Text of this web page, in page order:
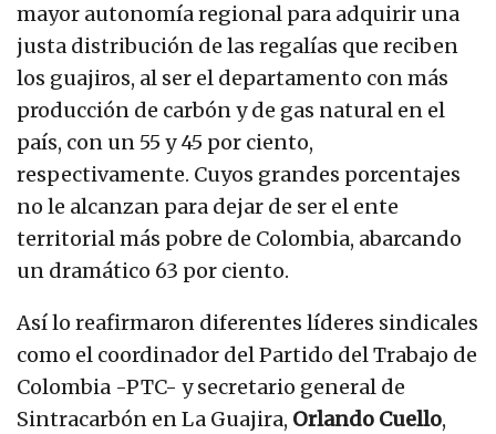
mayor autonomía regional para adquirir una
justa distribución de las regalías que reciben
los guajiros, al ser el departamento con más
producción de carbón y de gas natural en el
país, con un 55 y 45 por ciento,
respectivamente. Cuyos grandes porcentajes
no le alcanzan para dejar de ser el ente
territorial más pobre de Colombia, abarcando
un dramático 63 por ciento.
Así lo reafirmaron diferentes líderes sindicales
como el coordinador del Partido del Trabajo de
Colombia -PTC- y secretario general de
Sintracarbón en La Guajira, Orlando Cuello,